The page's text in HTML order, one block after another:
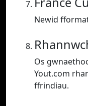
Newid
Os
Yout.com
ffrindiau.